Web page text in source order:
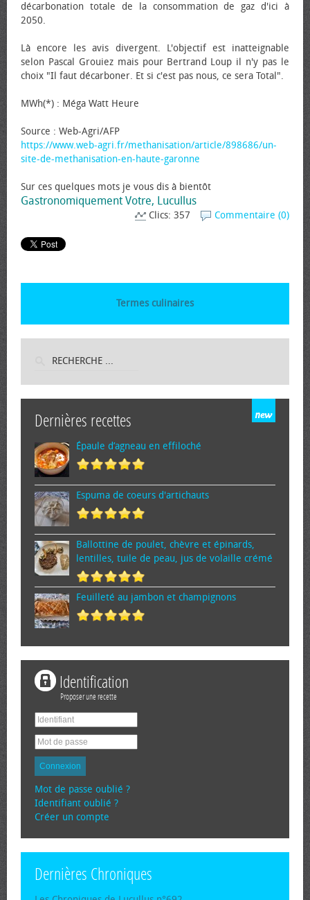
décarbonation totale de la consommation de gaz d'ici à
2050.
Là encore les avis divergent. L'objectif est inatteignable
selon Pascal Grouiez mais pour Bertrand Loup il n'y pas le
choix "Il faut décarboner. Et si c'est pas nous, ce sera Total".
MWh(*) : Méga Watt Heure
Source : Web-Agri/AFP
https://www.web-agri.fr/methanisation/article/898686/un-
site-de-methanisation-en-haute-garonne
Sur ces quelques mots je vous dis à bientôt
Gastronomiquement Votre, Lucullus
Commentaire (0)
Clics: 357
Termes culinaires
Dernières recettes
Épaule d’agneau en effiloché
Espuma de cœurs d'artichauts
Ballottine de poulet, chèvre et épinards,
lentilles, tuile de peau, jus de volaille crémé
Feuilleté au jambon et champignons
Identification
Proposer une recette
Connexion
Mot de passe oublié ?
Identifiant oublié ?
Créer un compte
Dernières Chroniques